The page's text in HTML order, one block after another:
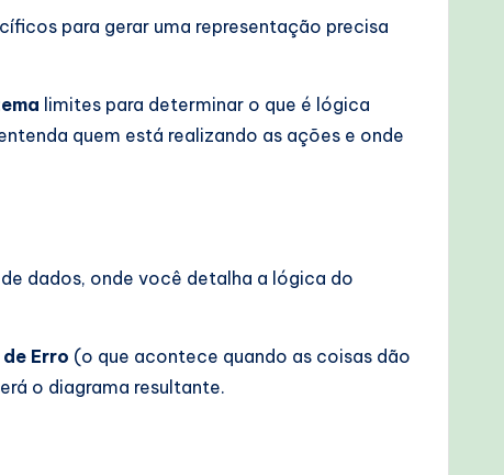
para gerar uma representação precisa
limites para determinar o que é lógica
quem está realizando as ações e onde
dados, onde você detalha a lógica do
Erro (o que acontece quando as coisas dão
o diagrama resultante.